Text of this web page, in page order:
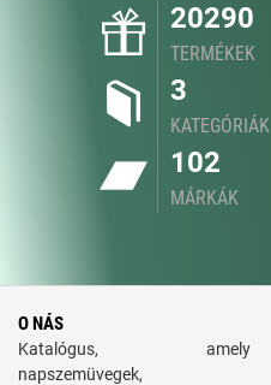
20290
TERMÉKEK
3
KATEGÓRIÁK
102
MÁRKÁK
O NÁS
Katalógus, amely
napszemüvegek,